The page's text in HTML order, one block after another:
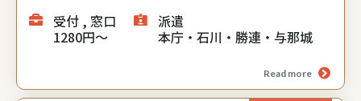
受付 , 窓口
派遣
1280円～
本庁・石川・勝連・与那城
Read more